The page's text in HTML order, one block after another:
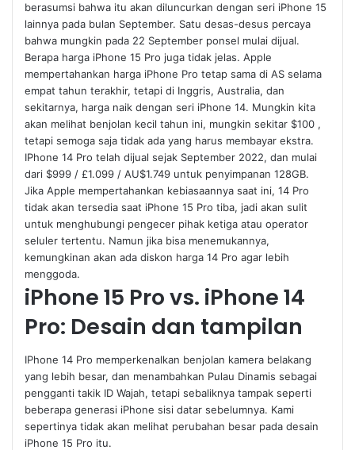
berasumsi bahwa itu akan diluncurkan dengan seri iPhone 15
lainnya pada bulan September. Satu desas-desus percaya
bahwa mungkin pada 22 September ponsel mulai dijual.
Berapa harga iPhone 15 Pro juga tidak jelas. Apple
mempertahankan harga iPhone Pro tetap sama di AS selama
empat tahun terakhir, tetapi di Inggris, Australia, dan
sekitarnya, harga naik dengan seri iPhone 14. Mungkin kita
akan melihat benjolan kecil tahun ini, mungkin sekitar $100 ,
tetapi semoga saja tidak ada yang harus membayar ekstra.
IPhone 14 Pro telah dijual sejak September 2022, dan mulai
dari $999 / £1.099 / AU$1.749 untuk penyimpanan 128GB.
Jika Apple mempertahankan kebiasaannya saat ini, 14 Pro
tidak akan tersedia saat iPhone 15 Pro tiba, jadi akan sulit
untuk menghubungi pengecer pihak ketiga atau operator
seluler tertentu. Namun jika bisa menemukannya,
kemungkinan akan ada diskon harga 14 Pro agar lebih
menggoda.
iPhone 15 Pro vs. iPhone 14
Pro: Desain dan tampilan
IPhone 14 Pro memperkenalkan benjolan kamera belakang
yang lebih besar, dan menambahkan Pulau Dinamis sebagai
pengganti takik ID Wajah, tetapi sebaliknya tampak seperti
beberapa generasi iPhone sisi datar sebelumnya. Kami
sepertinya tidak akan melihat perubahan besar pada desain
iPhone 15 Pro itu.